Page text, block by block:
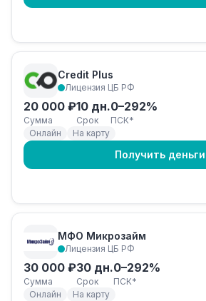
Credit Plus
Лицензия ЦБ РФ
20 000 ₽
Сумма
10 дн.
Срок
0–292%
ПСК*
Онлайн
На карту
Получить деньги
МФО Микрозайм
Лицензия ЦБ РФ
30 000 ₽
Сумма
30 дн.
Срок
0–292%
ПСК*
Онлайн
На карту